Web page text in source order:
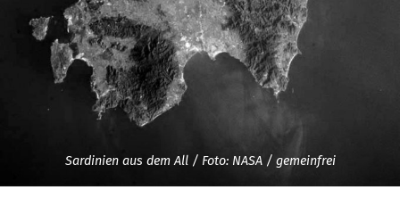
Sardinien aus dem All / Foto: NASA / gemeinfrei